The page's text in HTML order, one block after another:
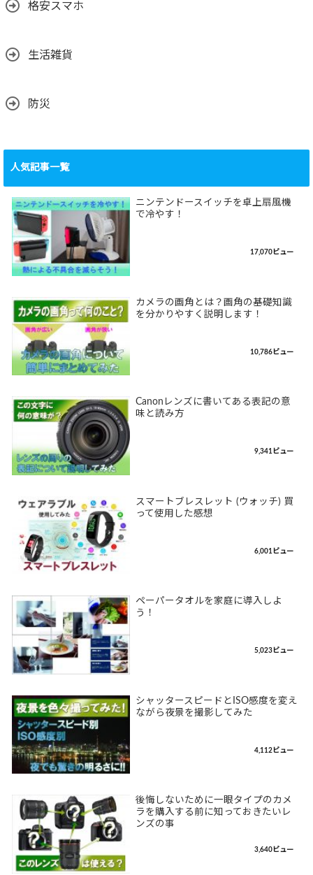
格安スマホ
生活雑貨
防災
人気記事一覧
ニンテンドースイッチを卓上扇風機
で冷やす！
17,070ビュー
カメラの画角とは？画角の基礎知識
を分かりやすく説明します！
10,786ビュー
Canonレンズに書いてある表記の意
味と読み方
9,341ビュー
スマートブレスレット (ウォッチ) 買
って使用した感想
6,001ビュー
ペーパータオルを家庭に導入しよ
う！
5,023ビュー
シャッタースピードとISO感度を変え
ながら夜景を撮影してみた
4,112ビュー
後悔しないために一眼タイプのカメ
ラを購入する前に知っておきたいレ
ンズの事
3,640ビュー